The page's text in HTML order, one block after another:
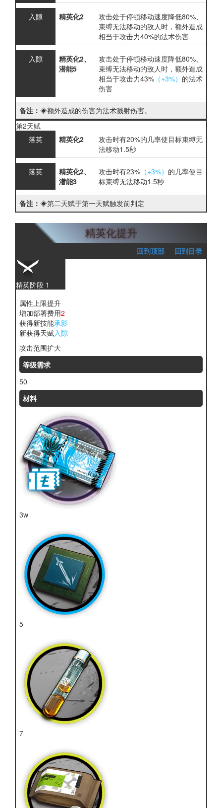
入隙 精英化2 攻击处于停顿移动速度降低80%、
束缚无法移动的敌人时，额外造成
相当于攻击力40%的法术伤害
入隙
精英化2、
潜能5
攻击处于停顿移动速度降低80%、
束缚无法移动的敌人时，额外造成
相当于攻击力43% （+3%） 的法术
伤害
备注： ◈额外造成的伤害为法术溅射伤害。
第2天赋
落英
精英化2 攻击时有20%的几率使目标束缚无
法移动1.5秒
落英
精英化2、
潜能3
攻击时有23% （+3%） 的几率使目
标束缚无法移动1.5秒
备注： ◈第二天赋于第一天赋触发前判定
精英化提升
回到顶部 回到目录
精英阶段 1
属性上限提升
增加部署费用2
获得新技能承影
新获得天赋入隙
攻击范围扩大
等级需求
50
材料
3w
5
7